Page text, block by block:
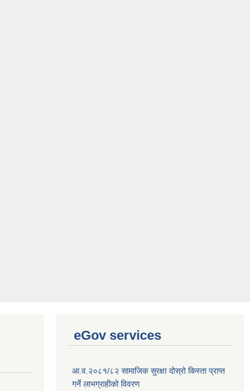
eGov services
आ.व.२०८१/८२ सामाजिक सुरक्षा दोस्रो किस्ता प्राप्त
गर्ने लाभग्राहीको विवरण